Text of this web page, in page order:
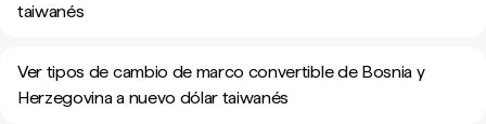
taiwanés
Ver tipos de cambio de marco convertible de Bosnia y
Herzegovina a nuevo dólar taiwanés